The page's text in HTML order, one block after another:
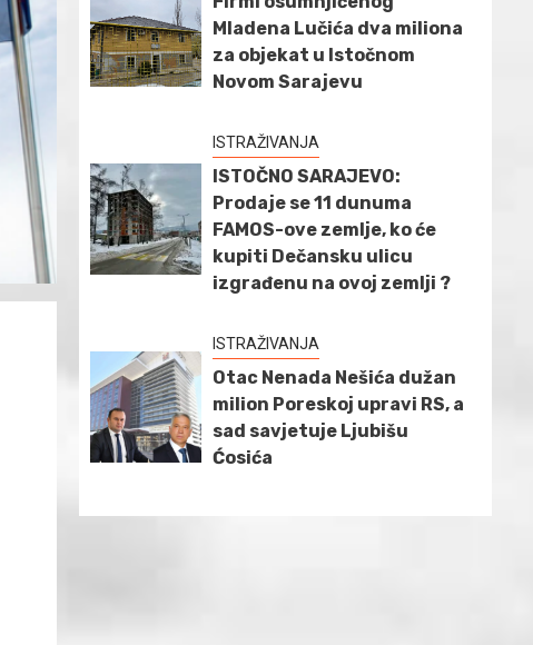
Mladena Lučića dva miliona
za objekat u Istočnom
Novom Sarajevu
ISTRAŽIVANJA
ISTOČNO SARAJEVO:
Prodaje se 11 dunuma
FAMOS-ove zemlje, ko će
kupiti Dečansku ulicu
izgrađenu na ovoj zemlji ?
ISTRAŽIVANJA
Otac Nenada Nešića dužan
milion Poreskoj upravi RS, a
sad savjetuje Ljubišu
Ćosića